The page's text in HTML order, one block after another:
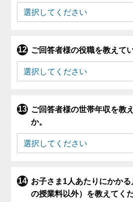
ご回答者様の役職を教えて
ご回答者様の世帯年収を教
か。
お子さま1人あたりにかか
の授業料以外）を教えてく